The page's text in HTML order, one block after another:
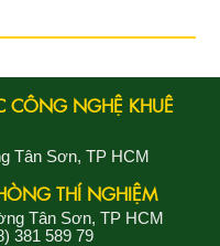
CÔNG NGHỆ KHUÊ
Tân Sơn, TP HCM
THÍ NGHIỆM
Tân Sơn, TP HCM
381 589 79